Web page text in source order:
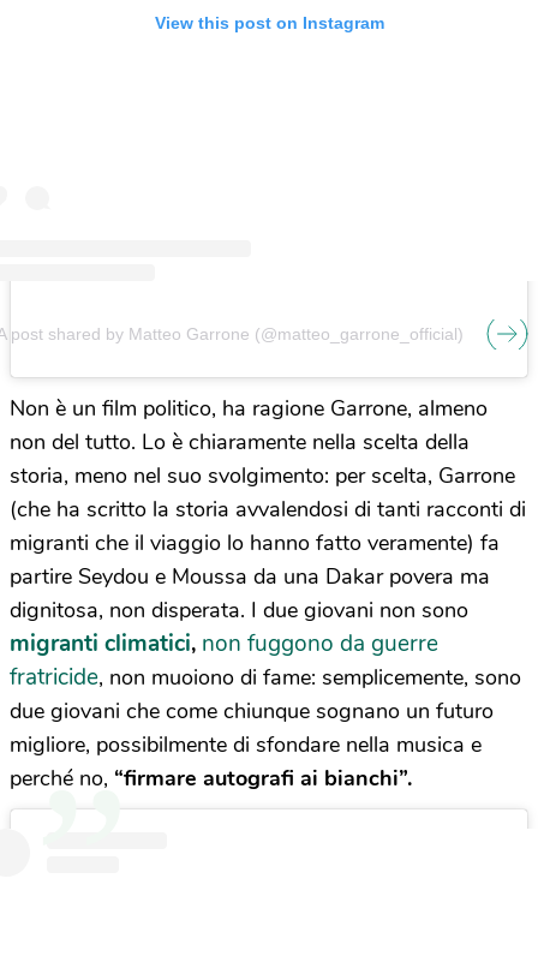
View this post on Instagram
post shared by Matteo Garrone (@matteo_garrone_official)
Non è un film politico, ha ragione Garrone, almeno
non del tutto. Lo è chiaramente nella scelta della
storia, meno nel suo svolgimento: per scelta, Garrone
(che ha scritto la storia avvalendosi di tanti racconti di
migranti che il viaggio lo hanno fatto veramente) fa
partire Seydou e Moussa da una Dakar povera ma
dignitosa, non disperata. I due giovani non sono
migranti climatici, non fuggono da guerre
fratricide, non muoiono di fame: semplicemente, sono
due giovani che come chiunque sognano un futuro
migliore, possibilmente di sfondare nella musica e
perché no, “firmare autografi ai bianchi”.